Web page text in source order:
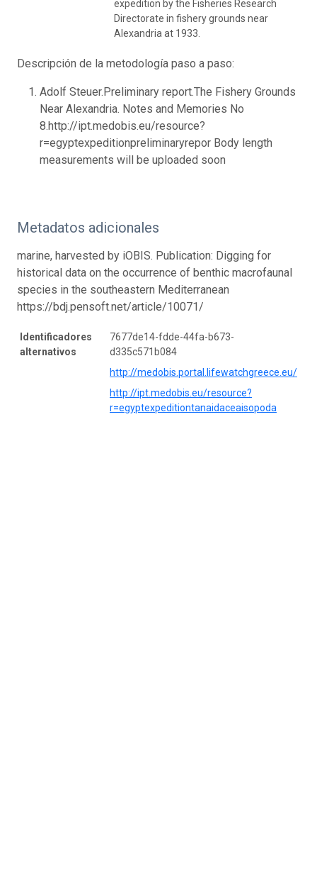
expedition by the Fisheries Research
Directorate in fishery grounds near
Alexandria at 1933.
Descripción de la metodología paso a paso:
Adolf Steuer.Preliminary report.The Fishery Grounds
Near Alexandria. Notes and Memories No
8.http://ipt.medobis.eu/resource?
r=egyptexpeditionpreliminaryrepor Body length
measurements will be uploaded soon
Metadatos adicionales
marine, harvested by iOBIS. Publication: Digging for
historical data on the occurrence of benthic macrofaunal
species in the southeastern Mediterranean
https://bdj.pensoft.net/article/10071/
Identificadores
alternativos
7677de14-fdde-44fa-b673-
d335c571b084
http://medobis.portal.lifewatchgreece.eu/
http://ipt.medobis.eu/resource?
r=egyptexpeditiontanaidaceaisopoda